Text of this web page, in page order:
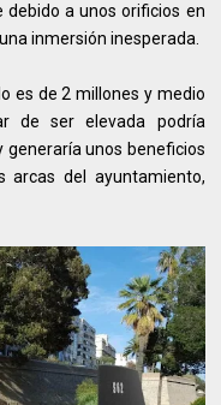
debido a unos orificios en
inmersión inesperada.
es de 2 millones y medio
de ser elevada podría
generaría unos beneficios
arcas del ayuntamiento,